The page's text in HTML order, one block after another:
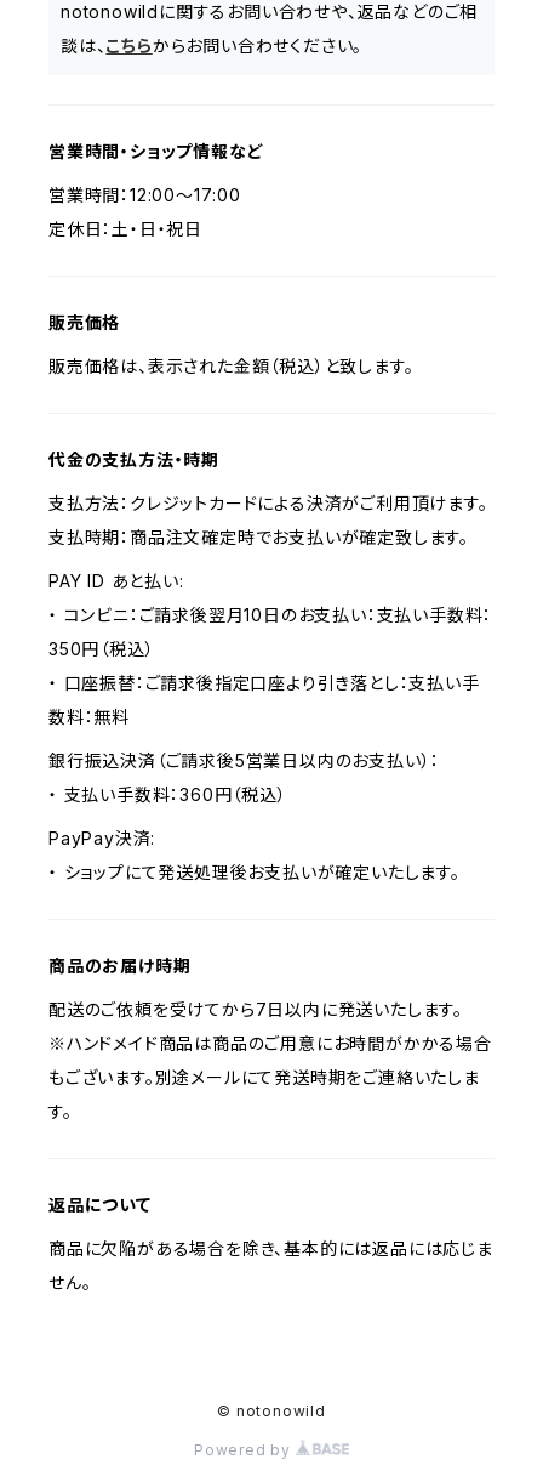
notonowildに関するお問い合わせや、返品などのご相
談は、 こちらからお問い合わせください。
営業時間・ショップ情報など
営業時間：12:00〜17:00
定休日：土・日・祝日
販売価格
販売価格は、表示された金額（税込）と致します。
代金の支払方法・時期
支払方法：クレジットカードによる決済がご利用頂けます。
支払時期：商品注文確定時でお支払いが確定致します。
PAY ID あと払い:
・ コンビニ：ご請求後翌月10日のお支払い：支払い手数料：
350円（税込）
・ 口座振替：ご請求後指定口座より引き落とし：支払い手
数料：無料
銀行振込決済（ご請求後5営業日以内のお支払い）：
・ 支払い手数料：360円（税込）
PayPay決済:
・ ショップにて発送処理後お支払いが確定いたします。
商品のお届け時期
配送のご依頼を受けてから7日以内に発送いたします。
※ハンドメイド商品は商品のご用意にお時間がかかる場合
もございます。別途メールにて発送時期をご連絡いたしま
す。
返品について
商品に欠陥がある場合を除き、基本的には返品には応じま
せん。
© notonowild
Powered by